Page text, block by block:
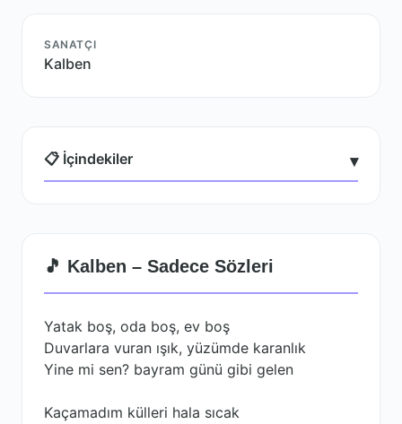
SANATÇI
Kalben
📋 İçindekiler ▾
🎵 Kalben – Sadece Sözleri
Yatak boş, oda boş, ev boş
Duvarlara vuran ışık, yüzümde karanlık
Yine mi sen? bayram günü gibi gelen
Kaçamadım külleri hala sıcak